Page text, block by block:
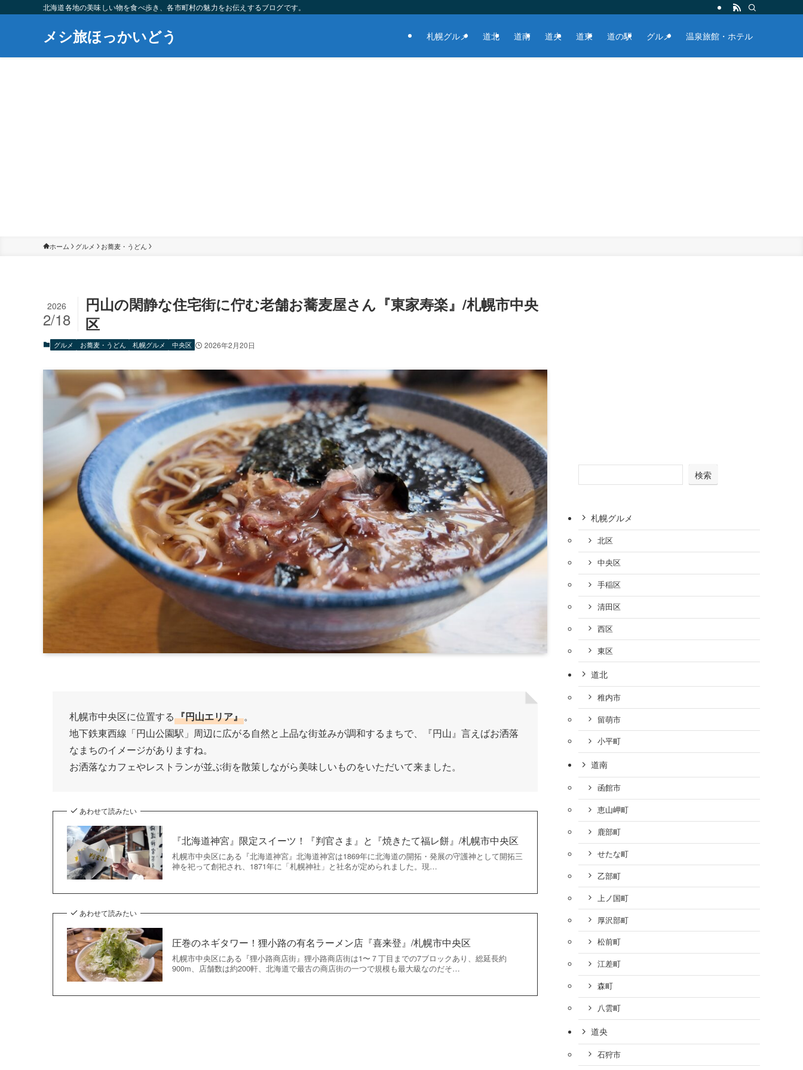
北海道各地の美味しい物を食べ歩き、各市町村の魅力をお伝えするブログです。
メシ旅ほっかいどう 札幌グルメ 道北 道南 道央 道東 道の駅 グルメ 温泉旅館・ホテル
ホーム グルメ お蕎麦・うどん
円山の閑静な住宅街に佇む老舗お蕎麦屋さん『東家寿楽』/札幌市中央
区
2026
2/18
グルメ お蕎麦・うどん 札幌グルメ 中央区 2026年2月20日
札幌市中央区に位置する『円山エリア』。
地下鉄東西線「円山公園駅」周辺に広がる自然と上品な街並みが調和するまちで、『円山』言えばお洒落
なまちのイメージがありますね。
お洒落なカフェやレストランが並ぶ街を散策しながら美味しいものをいただいて来ました。
あわせて読みたい
『北海道神宮』限定スイーツ！『判官さま』と『焼きたて福レ餅』/札幌市中央区
札幌市中央区にある『北海道神宮』北海道神宮は1869年に北海道の開拓・発展の守護神として開拓三
神を祀って創祀され、1871年に「札幌神社」と社名が定められました。現…
あわせて読みたい
圧巻のネギタワー！狸小路の有名ラーメン店『喜来登』/札幌市中央区
札幌市中央区にある『狸小路商店街』狸小路商店街は1〜７丁目までの7ブロックあり、総延長約
900m、店舗数は約200軒、北海道で最古の商店街の一つで規模も最大級なのだそ…
検索
札幌グルメ
北区
中央区
手稲区
清田区
西区
東区
道北
稚内市
留萌市
小平町
道南
函館市
恵山岬町
鹿部町
せたな町
乙部町
上ノ国町
厚沢部町
松前町
江差町
森町
八雲町
道央
石狩市